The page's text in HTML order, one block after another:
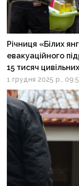
Річниця «Білих
евакуаційного
15 тисяч цивільних
1 грудня 2025 р.,